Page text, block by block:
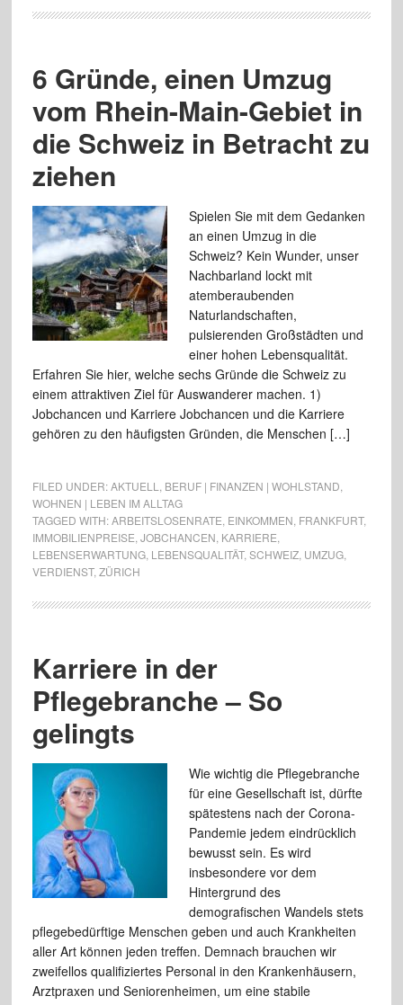
6 Gründe, einen Umzug
vom Rhein-Main-Gebiet in
die Schweiz in Betracht zu
ziehen
Spielen Sie mit dem Gedanken
an einen Umzug in die
Schweiz? Kein Wunder, unser
Nachbarland lockt mit
atemberaubenden
Naturlandschaften,
pulsierenden Großstädten und
einer hohen Lebensqualität.
Erfahren Sie hier, welche sechs Gründe die Schweiz zu
einem attraktiven Ziel für Auswanderer machen. 1)
Jobchancen und Karriere Jobchancen und die Karriere
gehören zu den häufigsten Gründen, die Menschen […]
FILED UNDER:AKTUELL BERUF | FINANZEN | WOHLSTAND
WOHNEN | LEBEN IM ALLTAG
TAGGED WITH:ARBEITSLOSENRATE EINKOMMEN FRANKFURT,
IMMOBILIENPREISE JOBCHANCEN KARRIERE
LEBENSERWARTUNG, LEBENSQUALITÄT, SCHWEIZ, UMZUG,
VERDIENST, ZÜRICH
Karriere in der
Pflegebranche – So
gelingts
Wie wichtig die Pflegebranche
für eine Gesellschaft ist, dürfte
spätestens nach der Corona-
Pandemie jedem eindrücklich
bewusst sein. Es wird
insbesondere vor dem
Hintergrund des
demografischen Wandels stets
pflegebedürftige Menschen geben und auch Krankheiten
aller Art können jeden treffen. Demnach brauchen wir
zweifellos qualifiziertes Personal in den Krankenhäusern,
Arztpraxen und Seniorenheimen, um eine stabile